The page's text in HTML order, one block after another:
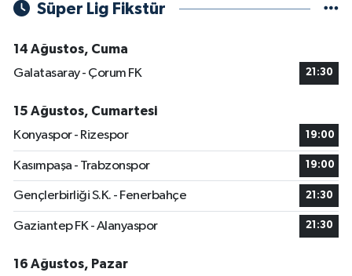
Süper Lig Fikstür
14 Ağustos, Cuma
Galatasaray - Çorum FK
21:30
15 Ağustos, Cumartesi
Konyaspor - Rizespor
19:00
Kasımpaşa - Trabzonspor 19:00
Gençlerbirliği S.K. - Fenerbahçe 21:30
Gaziantep FK - Alanyaspor 21:30
16 Ağustos, Pazar